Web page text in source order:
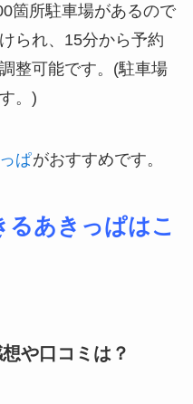
箇所駐車場があるので
られ、15分から予約
整可能です。(駐車場
。)
ぱがおすすめです。
あきっぱはこ
や口コミは？